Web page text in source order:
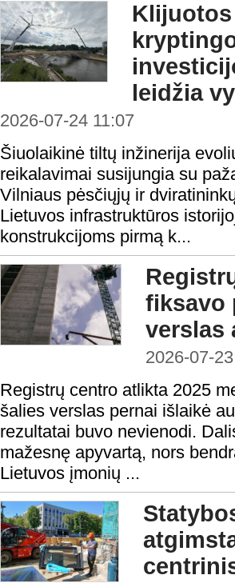
leidžia
2026-07-24 11:07
Šiuolaikinė tiltų inžinerija
reikalavimai susijungia su
Vilniaus pėsčiųjų ir
Lietuvos infrastruktūros
konstrukcijoms pirmą k...
fiksavo
verslas
2026-07-
Registrų centro atlikta 2025
šalies verslas pernai išlaikė
rezultatai buvo nevienodi.
mažesnę apyvartą, nors
Lietuvos įmonių ...